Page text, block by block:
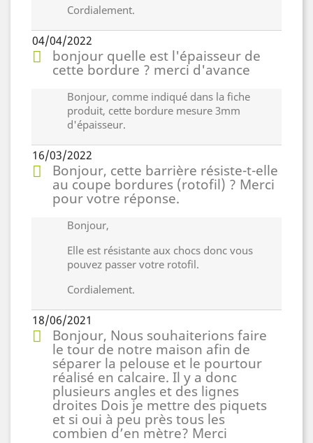
Cordialement.
04/04/2022
bonjour quelle est l'épaisseur de
cette bordure ? merci d'avance
Bonjour, comme indiqué dans la fiche
produit, cette bordure mesure 3mm
d'épaisseur.
16/03/2022
Bonjour, cette barrière résiste-t-elle
au coupe bordures (rotofil) ? Merci
pour votre réponse.
Bonjour,
Elle est résistante aux chocs donc vous
pouvez passer votre rotofil.
Cordialement.
18/06/2021
Bonjour, Nous souhaiterions faire
le tour de notre maison afin de
séparer la pelouse et le pourtour
réalisé en calcaire. Il y a donc
plusieurs angles et des lignes
droites Dois je mettre des piquets
et si oui à peu près tous les
combien d’en mètre? Merci